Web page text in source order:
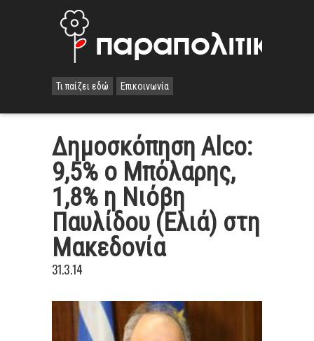
Τι παίζει εδώ Επικοινωνία
Δημοσκόπηση Alco:
9,5% o Mπόλαρης,
1,8% η Νιόβη
Παυλίδου (Ελιά) στη
Μακεδονία
31.3.14